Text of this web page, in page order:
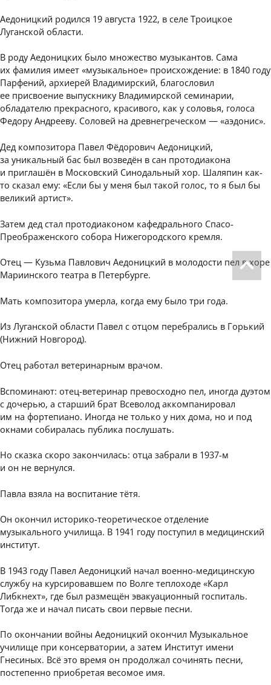
Аедоницкий родился 19 августа 1922, в селе Троицкое
Луганской области.
В роду Аедоницких было множество музыкантов. Сама
их фамилия имеет «музыкальное» происхождение: в 1840 году
Парфений, архиерей Владимирский, благословил
ее присвоение выпускнику Владимирской семинарии,
обладателю прекрасного, красивого, как у соловья, голоса
Федору Андрееву. Соловей на древнегреческом — «аэдонис».
Дед композитора Павел Фёдорович Аедоницкий,
за уникальный бас был возведён в сан протодиакона
и приглашён в Московский Синодальный хор. Шаляпин как-
то сказал ему: «Если бы у меня был такой голос, то я был бы
великий артист».
Затем дед стал протодиаконом кафедрального Спасо-
Преображенского собора Нижегородского кремля.
Отец — Кузьма Павлович Аедоницкий в молодости пел в хоре
Мариинского театра в Петербурге.
Мать композитора умерла, когда ему было три года.
Из Луганской области Павел с отцом перебрались в Горький
(Нижний Новгород).
Отец работал ветеринарным врачом.
Вспоминают: отец-ветеринар превосходно пел, иногда дуэтом
с дочерью, а старший брат Всеволод аккомпанировал
им на фортепиано. Иногда не только у них дома, но и под
окнами собиралась публика послушать.
Но сказка скоро закончилась: отца забрали в 1937-м
и он не вернулся.
Павла взяла на воспитание тётя.
Он окончил историко-теоретическое отделение
музыкального училища. В 1941 году поступил в медицинский
институт.
В 1943 году Павел Аедоницкий начал военно-медицинскую
службу на курсировавшем по Волге теплоходе «Карл
Либкнехт», где был размещён эвакуационный госпиталь.
Тогда же и начал писать свои первые песни.
По окончании войны Аедоницкий окончил Музыкальное
училище при консерватории, а затем Институт имени
Гнесиных. Всё это время он продолжал сочинять песни,
постепенно приобретая весомое имя.